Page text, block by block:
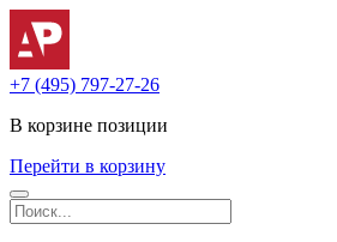
+7 (495) 797-27-26
В корзине позиции
Перейти в корзину